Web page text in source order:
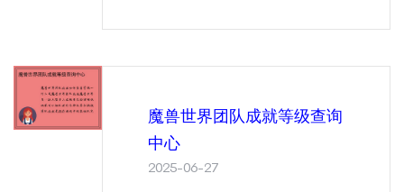
魔兽世界团队成就等级查询
中心
2025-06-27